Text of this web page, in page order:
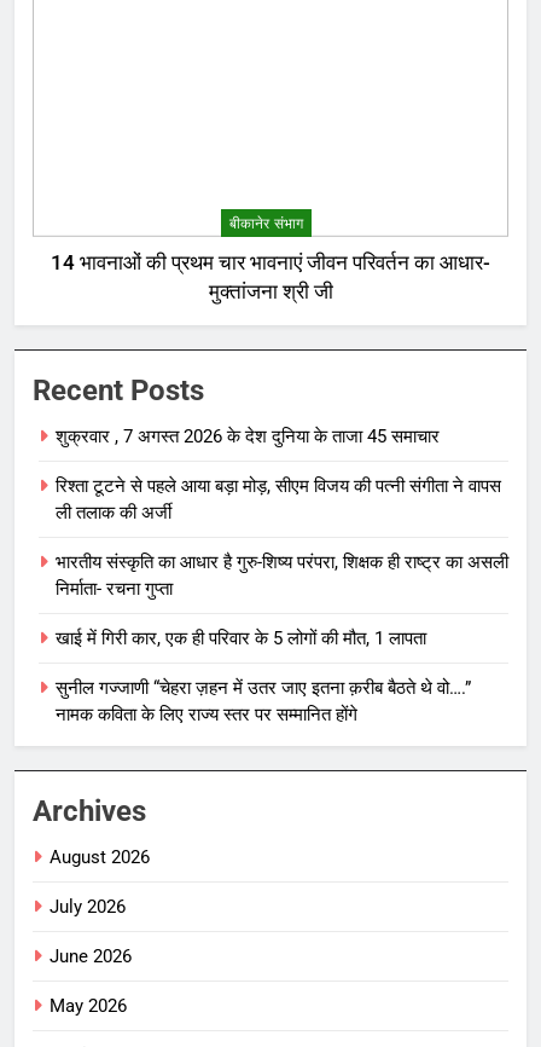
बीकानेर संभाग
14 भावनाओं की प्रथम चार भावनाएं जीवन परिवर्तन का आधार-
मुक्तांजना श्री जी
Recent Posts
शुक्रवार , 7 अगस्त 2026 के देश दुनिया के ताजा 45 समाचार
रिश्ता टूटने से पहले आया बड़ा मोड़, सीएम विजय की पत्नी संगीता ने वापस
ली तलाक की अर्जी
भारतीय संस्कृति का आधार है गुरु-शिष्य परंपरा, शिक्षक ही राष्ट्र का असली
निर्माता- रचना गुप्ता
खाई में गिरी कार, एक ही परिवार के 5 लोगों की मौत, 1 लापता
सुनील गज्जाणी “चेहरा ज़हन में उतर जाए इतना क़रीब बैठते थे वो….”
नामक कविता के लिए राज्य स्तर पर सम्मानित होंगे
Archives
August 2026
July 2026
June 2026
May 2026